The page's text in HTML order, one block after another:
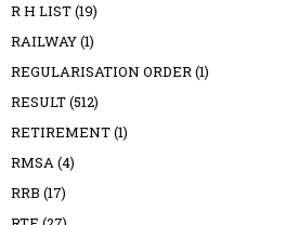
R H LIST(19)
RAILWAY(1)
REGULARISATION ORDER(1)
RESULT(512)
RETIREMENT(1)
RMSA(4)
RRB (17)